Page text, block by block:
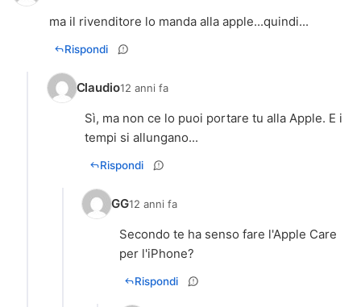
ma il rivenditore lo manda alla apple...quindi...
Rispondi
Claudio12 anni fa
Sì, ma non ce lo puoi portare tu alla Apple. E i
tempi si allungano...
Rispondi
GG12 anni fa
Secondo te ha senso fare l'Apple Care
per l'iPhone?
Rispondi